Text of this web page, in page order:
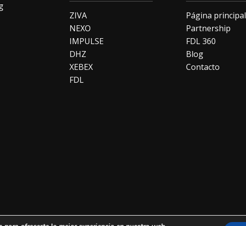
ZIVA
NEXO
IMPULSE
DHZ
XEBEX
FDL
Página principal
Partnership
FDL 360
Blog
Contacto